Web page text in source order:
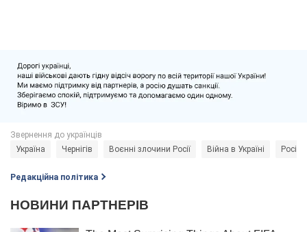
Україна Чернігів Воєнні злочини Росії Війна в Україні Росія
Редакційна політика